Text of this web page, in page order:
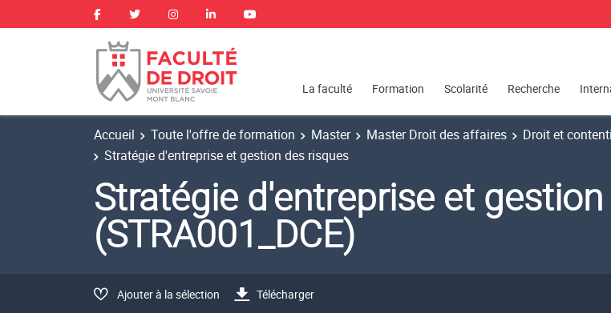
La faculté Formation Scolarité Recherche
Accueil Toute l'offre de formation Master Master Droit des affaires Droit et
Stratégie d'entreprise et gestion des risques
Stratégie d'entreprise et
(STRA001_DCE)
Ajouter à la sélection Télécharger